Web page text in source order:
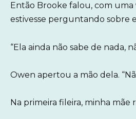
Então Brooke falou, com uma
estivesse perguntando sobre
“Ela ainda não sabe de nada,
Owen apertou a mão dela.
Na primeira fileira, minha mãe